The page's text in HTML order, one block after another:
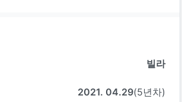
빌라
2021. 04.29(5년차)